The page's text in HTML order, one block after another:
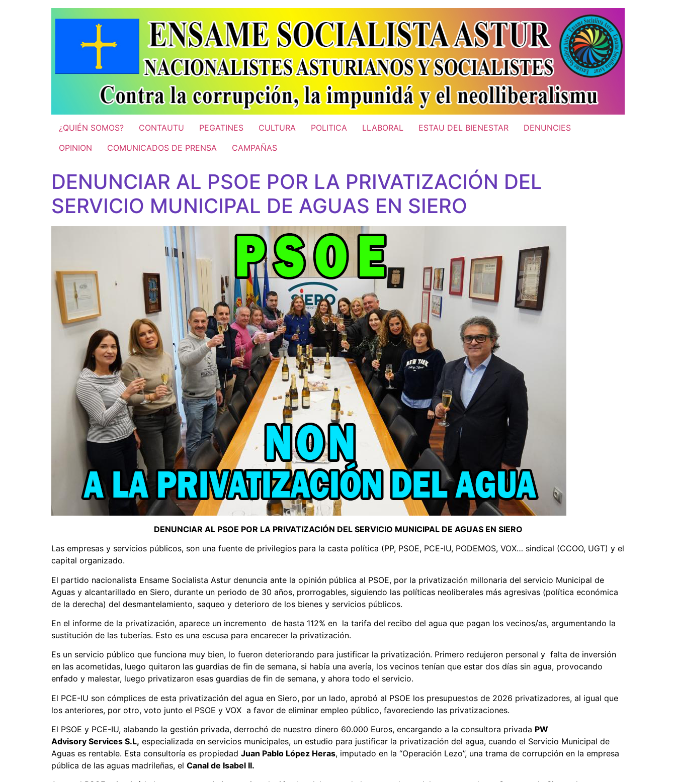
¿QUIÉN SOMOS? CONTAUTU PEGATINES CULTURA POLITICA LLABORAL ESTAU DEL BIENESTAR
DENUNCIES
OPINION
COMUNICADOS DE PRENSA CAMPAÑAS
DENUNCIAR AL PSOE POR LA PRIVATIZACIÓN DEL
SERVICIO MUNICIPAL DE AGUAS EN SIERO
DENUNCIAR AL PSOE POR LA PRIVATIZACIÓN DEL SERVICIO MUNICIPAL DE AGUAS EN SIERO
Las empresas y servicios públicos, son una fuente de privilegios para la casta política (PP, PSOE, PCE-IU, PODEMOS, VOX… sindical (CCOO, UGT) y el
capital organizado.
El partido nacionalista Ensame Socialista Astur denuncia ante la opinión pública al PSOE, por la privatización millonaria del servicio Municipal de
Aguas y alcantarillado en Siero, durante un periodo de 30 años, prorrogables, siguiendo las políticas neoliberales más agresivas (política económica
de la derecha) del desmantelamiento, saqueo y deterioro de los bienes y servicios públicos.
En el informe de la privatización, aparece un incremento de hasta 112% en la tarifa del recibo del agua que pagan los vecinos/as, argumentando la
sustitución de las tuberías. Esto es una escusa para encarecer la privatización.
Es un servicio público que funciona muy bien, lo fueron deteriorando para justificar la privatización. Primero redujeron personal y falta de inversión
en las acometidas, luego quitaron las guardias de fin de semana, si había una avería, los vecinos tenían que estar dos días sin agua, provocando
enfado y malestar, luego privatizaron esas guardias de fin de semana, y ahora todo el servicio.
El PCE-IU son cómplices de esta privatización del agua en Siero, por un lado, aprobó al PSOE los presupuestos de 2026 privatizadores, al igual que
los anteriores, por otro, voto junto el PSOE y VOX a favor de eliminar empleo público, favoreciendo las privatizaciones.
El PSOE y PCE-IU, alabando la gestión privada, derrochó de nuestro dinero 60.000 Euros, encargando a la consultora privada PW
Advisory Services S.L, especializada en servicios municipales, un estudio para justificar la privatización del agua, cuando el Servicio Municipal de
Aguas es rentable. Esta consultoría es propiedad Juan Pablo López Heras, imputado en la “Operación Lezo”, una trama de corrupción en la empresa
pública de las aguas madrileñas, el Canal de Isabel II.